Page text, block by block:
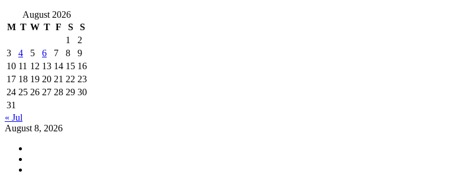
August 2026
M T W T F S
S
1
2
3
4 5 6 7 8
9
10 11 12 13 14 15 16
17 18 19 20 21 22 23
24 25 26 27 28 29 30
31
« Jul
August 8, 2026